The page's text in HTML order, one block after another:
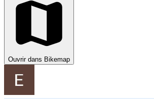
Ouvrir dans Bikemap